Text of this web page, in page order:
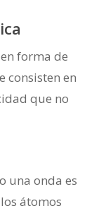
forma de
consisten en
que no
una onda es
átomos